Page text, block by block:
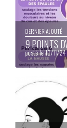
DERNIER AJOUTÉ
9 POINTS
posté le 10/11/